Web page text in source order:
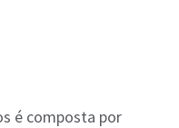
é composta por